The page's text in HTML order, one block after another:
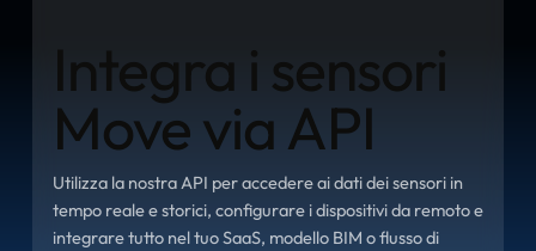
Integra i sensori
Move via API
Utilizza la nostra API per accedere ai dati dei sensori in
tempo reale e storici, configurare i dispositivi da remoto e
integrare tutto nel tuo SaaS, modello BIM o flusso di